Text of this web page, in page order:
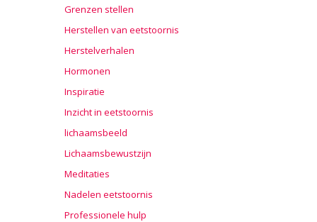
Grenzen stellen
Herstellen van eetstoornis
Herstelverhalen
Hormonen
Inspiratie
Inzicht in eetstoornis
lichaamsbeeld
Lichaamsbewustzijn
Meditaties
Nadelen eetstoornis
Professionele hulp